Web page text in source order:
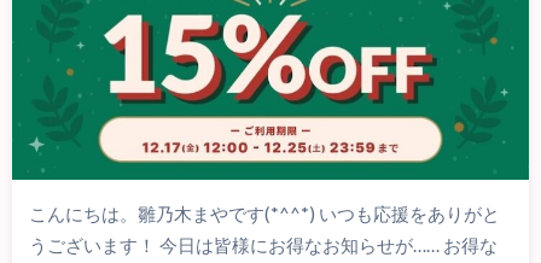
こんにちは。雛乃木まやです(*^^*) いつも応援をありがと
うございます！ 今日は皆様にお得なお知らせが…… お得な